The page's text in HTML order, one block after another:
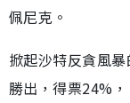
佩尼克。
掀起沙特反貪風
勝出，得票24%